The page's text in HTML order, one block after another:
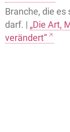
Branche, die es
darf. | „Die Art,
verändert“